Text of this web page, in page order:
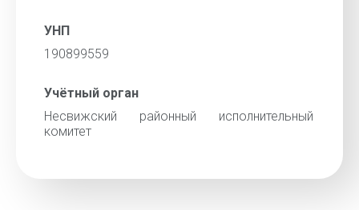
УНП
190899559
Учётный орган
Несвижский районный исполнительный
комитет